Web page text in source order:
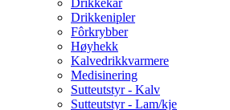
Drikkenipler
Fôrkrybber
Høyhekk
Kalvedrikkvarmere
Medisinering
Sutteutstyr - Kalv
Sutteutstyr - Lam/kje